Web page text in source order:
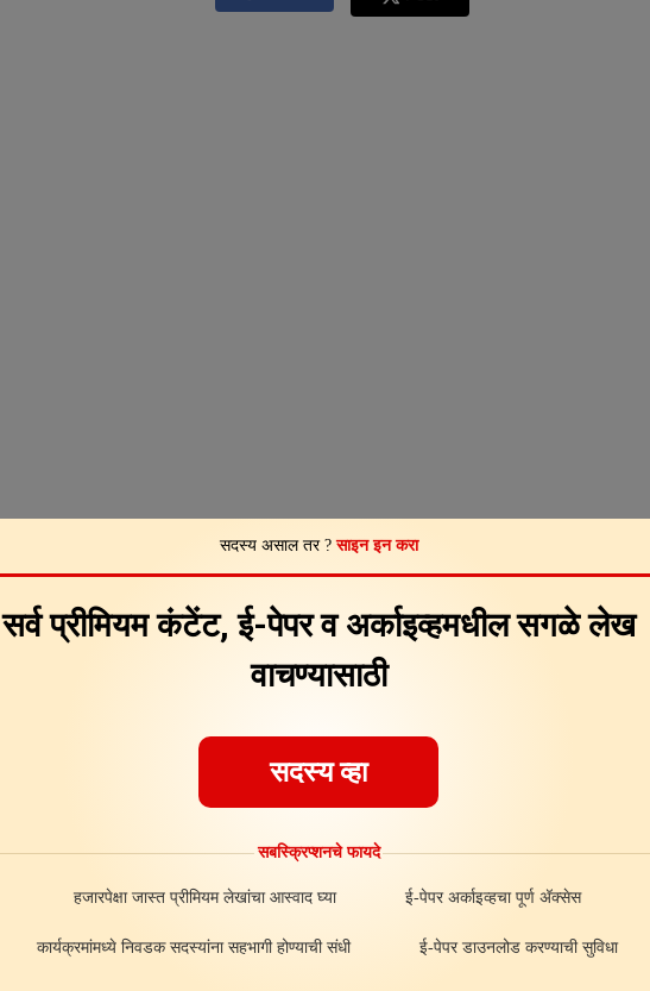
सदस्य असाल तर ?साइन इन करा
सर्व प्रीमियम कंटेंट, ई-पेपर व अर्काइव्हमधील सगळे लेख
वाचण्यासाठी
सदस्य व्हा
सबस्क्रिप्शनचे फायदे
हजारपेक्षा जास्त प्रीमियम लेखांचा आस्वाद घ्या ई-पेपर अर्काइव्हचा पूर्ण अ‍ॅक्सेस
कार्यक्रमांमध्ये निवडक सदस्यांना सहभागी होण्याची संधी ई-पेपर डाउनलोड करण्याची सुविधा
Download Feedback About